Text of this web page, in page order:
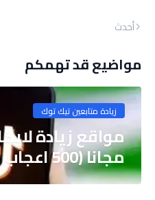
أحدث
مواضيع قد تهمكم
زيادة متابعين تيك توك
مواقع زيادة
مجانا (500 اعجاب لكل فيديو)